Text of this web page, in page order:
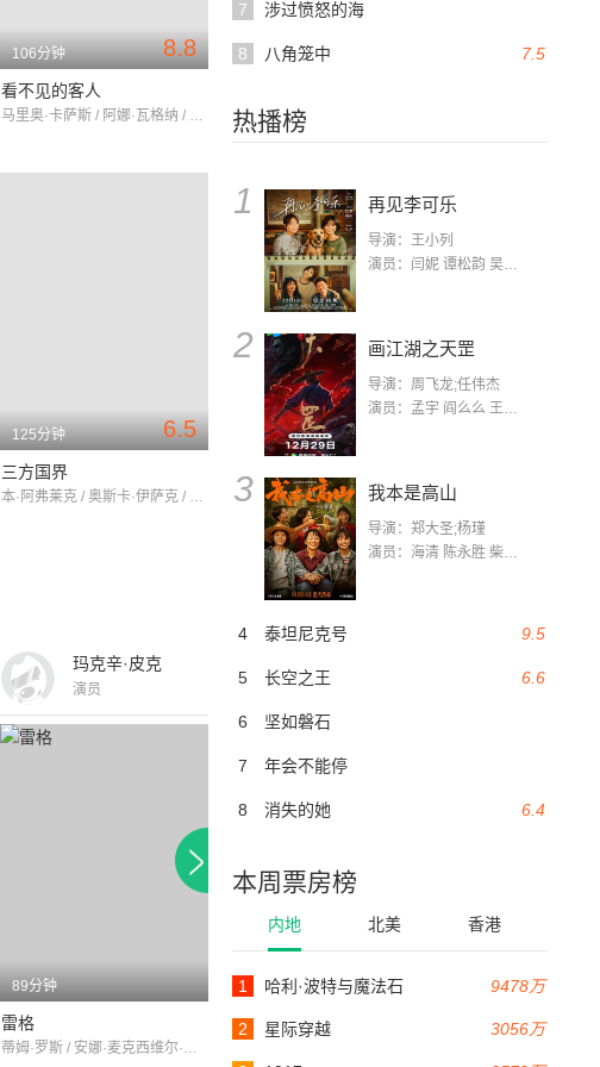
7 涉过愤怒的海
7.5
8 八角笼中
热播榜
1 再见李可乐
导演：王小列
演员：闫妮 谭松韵 吴京 蒋龙 赵小棠 冯雷 李虎城 平安 小七 小可乐
2 画江湖之天罡
导演：周飞龙;任伟杰
演员：孟宇 阎么么 王凯 郭政建 阎萌萌 杨默 高枫 齐斯伽 刘芊含 马程
3 我本是高山
导演：郑大圣;杨瑾
演员：海清 陈永胜 柴烨 王玥婷 万国鹏 美朵达瓦 赵瑞婷 罗解艳 郭莉娜 潘家艳
9.5
4 泰坦尼克号
6.6
5 长空之王
6 坚如磐石
7 年会不能停
6.4
8 消失的她
本周票房榜
内地 北美 香港
9478万
1 哈利·波特与魔法石
3056万
2 星际穿越
8.8
106分钟
看不见的客人
马里奥·卡萨斯 / 阿娜·瓦格纳 / 何塞·科罗纳多
6.5
125分钟
三方国界
本·阿弗莱克 / 奥斯卡·伊萨克 / 查理·汉纳姆
玛克辛·皮克
演员
89分钟
雷格
蒂姆·罗斯 / 安娜·麦克西维尔·马丁 / 艾略特·提特恩索
104分钟
Donovan Quick 亡灵代言人